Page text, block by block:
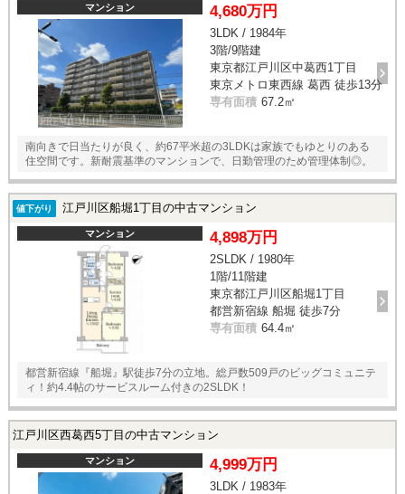
マンション 4,680万円
3LDK / 1984年
3階/9階建
東京都江戸川区中葛西1丁目
東京メトロ東西線 葛西 徒歩13分
専有面積 67.2㎡
南向きで日当たりが良く、約67平米超の3LDKは家族でもゆとりのある
住空間です。新耐震基準のマンションで、日勤管理のため管理体制◎。
値下がり 江戸川区船堀1丁目の中古マンション
マンション 4,898万円
2SLDK / 1980年
1階/11階建
東京都江戸川区船堀1丁目
都営新宿線 船堀 徒歩7分
専有面積 64.4㎡
都営新宿線『船堀』駅徒歩7分の立地。総戸数509戸のビッグコミュニテ
ィ！約4.4帖のサービスルーム付きの2SLDK！
江戸川区西葛西5丁目の中古マンション
マンション 4,999万円
3LDK / 1983年